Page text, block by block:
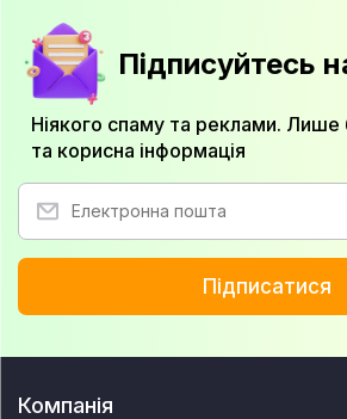
Підписуйтесь
Ніякого спаму та реклами. Лише
та корисна інформація
Підписатися
Компанія